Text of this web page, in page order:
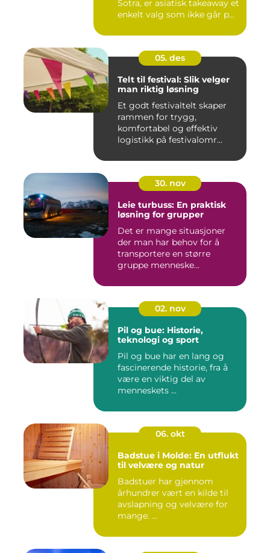
Sotra, er asiatisk takeaway et
enkelt valg som ikke går p...
05. des
Telt til festival: Slik velger
man riktig løsning
Et godt festivaltelt skaper
rammen for trygg,
komfortabel og effektiv
logistikk på festivalomr...
30. nov
Leie turbuss: En praktisk
løsning for grupper
Det er mange situasjoner
der man har behov for å
transportere en større
gruppe menneske...
02. nov
Pil og bue: Historie,
teknologi og sport
Pil og bue har en lang og
fascinerende historie, fra å
være en viktig del av
menneskets ...
06. okt
Badstue i Molde: En utflukt
til velvære og natur
Badstuer har gjennom
århundrer vært en kilde til
avslapning og velvære for
mange. ...